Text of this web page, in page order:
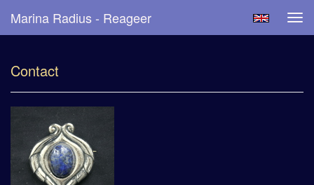
Marina Radius - Reageer
Contact